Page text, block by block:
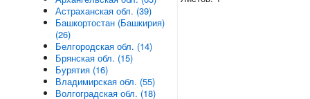
Астраханская обл. (39)
Башкортостан (Башкирия)
(26)
Белгородская обл. (14)
Брянская обл. (15)
Бурятия (16)
Владимирская обл. (55)
Волгоградская обл. (18)